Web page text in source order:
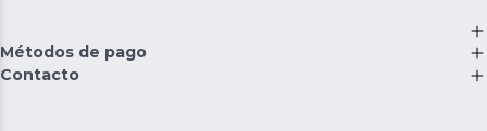
Métodos de pago
Contacto